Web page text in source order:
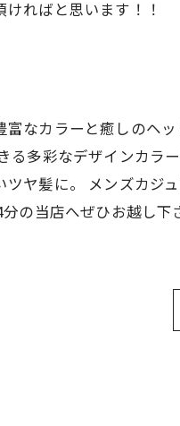
ればと思います！！
なカラーと癒しのヘ
る多彩なデザインカラ
ヤ髪に。 メンズカジ
の当店へぜひお越し下